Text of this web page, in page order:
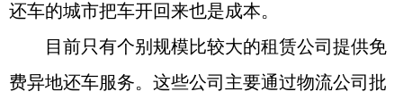
还车的城市把车开回来也是成本。
目前只有个别规模比较大的租赁公司提供免
费异地还车服务。这些公司主要通过物流公司批